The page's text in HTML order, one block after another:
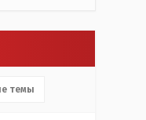
должен и
, и (в
темы